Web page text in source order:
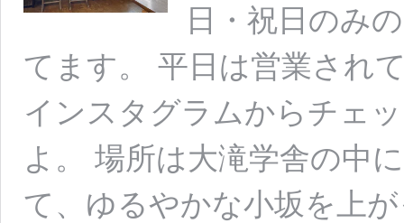
日・祝日のみ
てます。 平日は営業され
インスタグラムからチェ
よ。 場所は大滝学舎の中
て、ゆるやかな小坂を上